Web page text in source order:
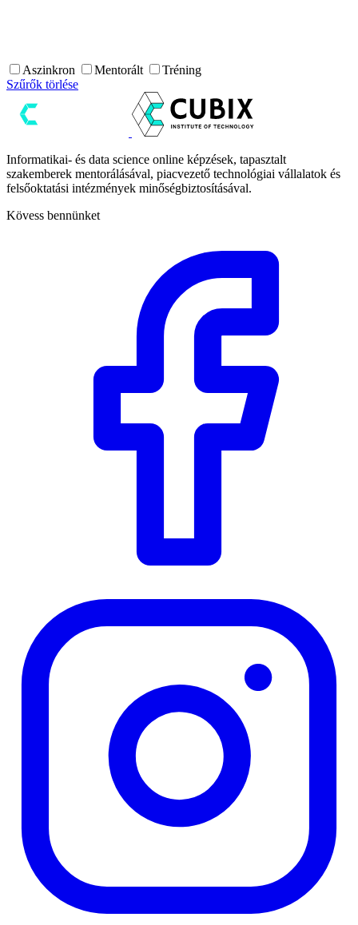
Aszinkron Mentorált
Tréning
Szűrők törlése
Informatikai- és data science online képzések, tapasztalt
szakemberek mentorálásával, piacvezető technológiai vállalatok és
felsőoktatási intézmények minőségbiztosításával.
Kövess bennünket